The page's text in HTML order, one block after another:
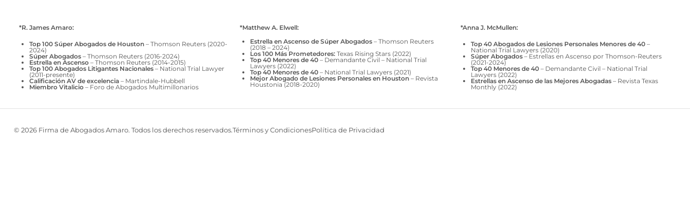
*R. James Amaro:
Top 100 Súper Abogados de Houston – Thomson Reuters (2020-
2024)
Súper Abogados – Thomson Reuters (2016-2024)
Estrella en Ascenso – Thomson Reuters (2014-2015)
Top 100 Abogados Litigantes Nacionales – National Trial Lawyer
(2011-presente)
Calificación AV de excelencia – Martindale-Hubbell
Miembro Vitalicio – Foro de Abogados Multimillonarios
*Matthew A. Elwell:
Estrella en Ascenso de Súper Abogados – Thomson Reuters
(2018 – 2024)
Los 100 Más Prometedores: Texas Rising Stars (2022)
Top 40 Menores de 40 – Demandante Civil – National Trial
Lawyers (2022)
Top 40 Menores de 40 – National Trial Lawyers (2021)
Mejor Abogado de Lesiones Personales en Houston– Revista
Houstonia (2018-2020)
*Anna J. McMullen:
Top 40 Abogados de Lesiones Personales Menores de 40 –
National Trial Lawyers (2020)
Súper Abogados – Estrellas en Ascenso por Thomson-Reuters
(2021-2024)
Top 40 Menores de 40 – Demandante Civil – National Trial
Lawyers (2022)
Estrellas en Ascenso de las Mejores Abogadas – Revista Texas
Monthly (2022)
© 2026 Firma de Abogados Amaro. Todos los derechos reservados.Términos y CondicionesPolítica de Privacidad